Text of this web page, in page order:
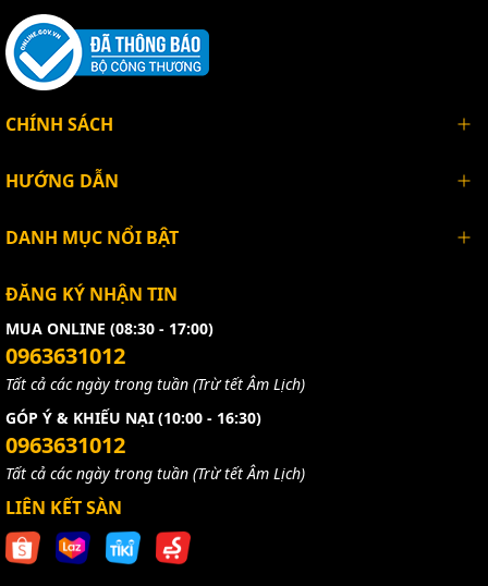
CHÍNH SÁCH
HƯỚNG DẪN
DANH MỤC NỔI BẬT
ĐĂNG KÝ NHẬN TIN
MUA ONLINE (08:30 - 17:00)
0963631012
Tất cả các ngày trong tuần (Trừ tết Âm Lịch)
GÓP Ý & KHIẾU NẠI (10:00 - 16:30)
0963631012
Tất cả các ngày trong tuần (Trừ tết Âm Lịch)
LIÊN KẾT SÀN